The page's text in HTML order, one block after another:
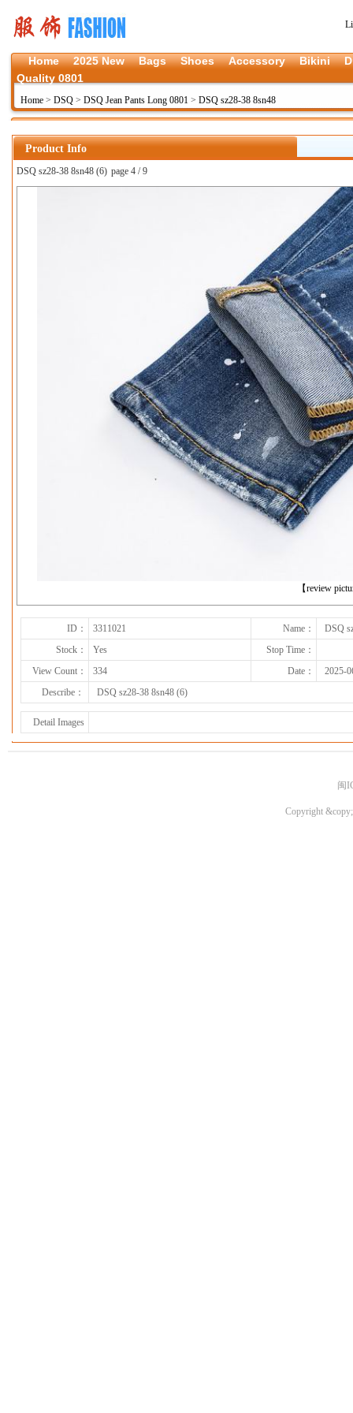
Home 2025 New Bags Shoes Accessory Bikini
Quality 0801
Home > DSQ > DSQ Jean Pants Long 0801 > DSQ sz28-38 8sn48
Product Info
DSQ sz28-38 8sn48 (6) page 4 / 9
【review
ID： 3311021 Name：
DSQ
Stock：
Yes
Stop Time：
View Count：
334 Date：
2025-
Describe：
DSQ sz28-38 8sn48 (6)
Detail Images
闽
Copyright